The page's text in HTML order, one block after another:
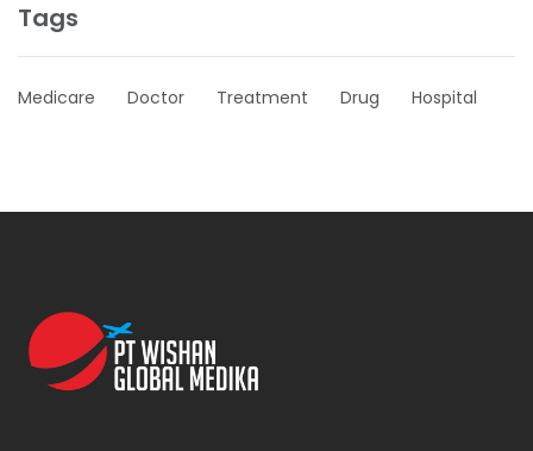
Tags
Medicare Doctor Treatment Drug Hospital